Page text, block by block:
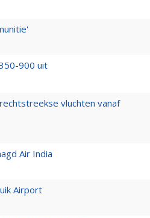
900 uit
vluchten vanaf
Air India
Airport